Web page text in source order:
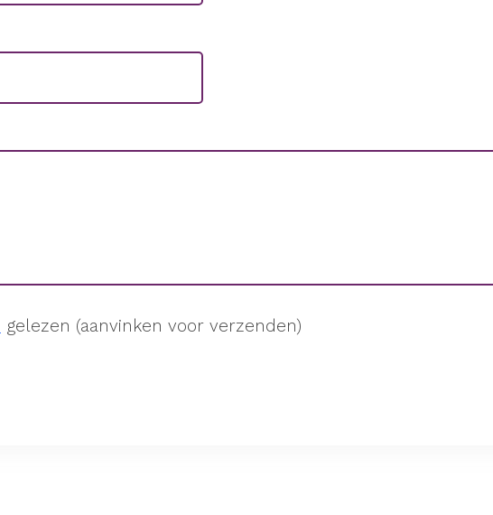
gelezen (aanvinken voor verzenden)